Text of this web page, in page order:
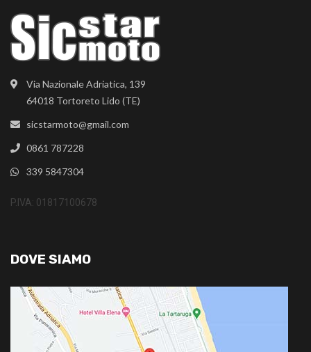
Via Nazionale Adriatica, 139
64018 Tortoreto Lido (TE)
sicstarmoto@gmail.com
0861 787228
339 5847304
P.IVA: 01817100678
DOVE SIAMO